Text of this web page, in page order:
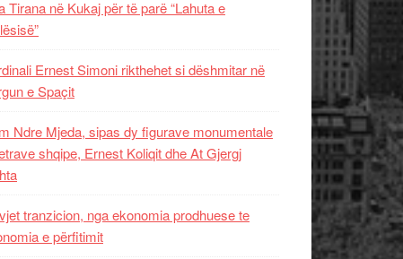
Tirana në Kukaj për të parë “Lahuta e
Ernest Simoni rikthehet si dëshmitar në
e Spaçit
Ndre Mjeda, sipas dy figurave monumentale
shqipe, Ernest Koliqit dhe At Gjergj
tranzicion, nga ekonomia prodhuese te
e përfitimit